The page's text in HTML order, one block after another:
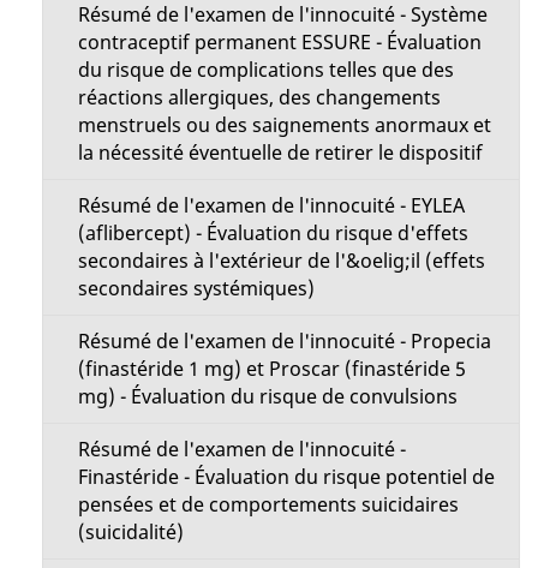
Résumé de l'examen de l'innocuité - Système
contraceptif permanent ESSURE - Évaluation
du risque de complications telles que des
réactions allergiques, des changements
menstruels ou des saignements anormaux et
la nécessité éventuelle de retirer le dispositif
Résumé de l'examen de l'innocuité - EYLEA
(aflibercept) - Évaluation du risque d'effets
secondaires à l'extérieur de l'&oelig;il (effets
secondaires systémiques)
Résumé de l'examen de l'innocuité - Propecia
(finastéride 1 mg) et Proscar (finastéride 5
mg) - Évaluation du risque de convulsions
Résumé de l'examen de l'innocuité -
Finastéride - Évaluation du risque potentiel de
pensées et de comportements suicidaires
(suicidalité)